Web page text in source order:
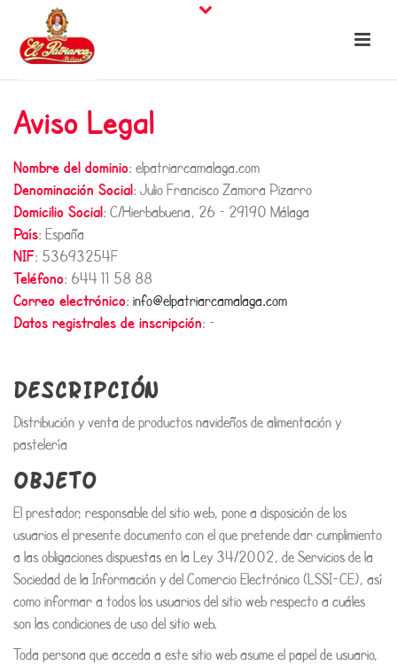
Aviso Legal
Nombre del dominio: elpatriarcamalaga.com
Denominación Social: Julio Francisco Zamora Pizarro
Domicilio Social: C/Hierbabuena, 26 – 29190 Málaga
País: España
NIF: 53693254F
Teléfono: 644 11 58 88
Correo electrónico: info@elpatriarcamalaga.com
Datos registrales de inscripción: –
DESCRIPCIÓN
Distribución y venta de productos navideños de alimentación y
pastelería
OBJETO
El prestador, responsable del sitio web, pone a disposición de los
usuarios el presente documento con el que pretende dar cumplimiento
a las obligaciones dispuestas en la Ley 34/2002, de Servicios de la
Sociedad de la Información y del Comercio Electrónico (LSSI-CE), así
como informar a todos los usuarios del sitio web respecto a cuáles
son las condiciones de uso del sitio web.
Toda persona que acceda a este sitio web asume el papel de usuario,